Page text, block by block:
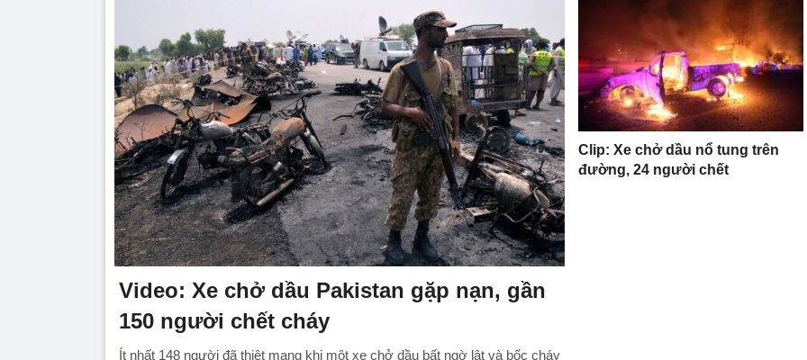
Video: Xe chở dầu Pakistan gặp nạn, gần
150 người chết cháy
Ít nhất 148 người đã thiệt mạng khi một xe chở dầu bất ngờ lật và bốc cháy
Clip: Xe chở dầu nổ tung trên
đường, 24 người chết